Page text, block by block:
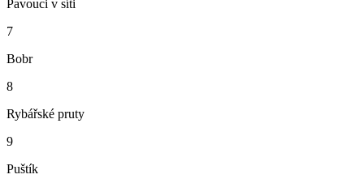
Pavouci v síti
7
Bobr
8
Rybářské pruty
9
Puštík